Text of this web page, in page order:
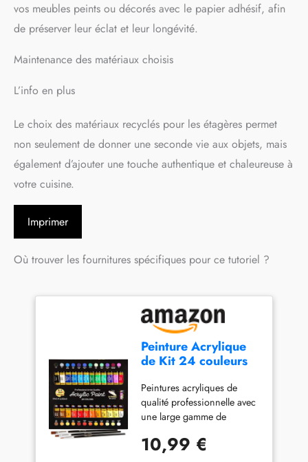
vos meubles peints ou décorés avec le papier adhésif, afin
de préserver leur éclat et leur longévité.
Maintenance des matériaux choisis
L’info en plus
Le choix des matériaux recyclés pour les étagères permet
non seulement de donner une seconde vie aux objets, mais
également d’ajouter une touche authentique et chaleureuse à
votre cuisine.
Imprimer
Où trouver les fournitures spécifiques pour ce tutoriel ?
Peinture Acrylique
de Kit 24 couleurs
pour fournitures
scolaires travaux
manuels peintures
papier toile peinture
sur roche bois
Peintures acryliques de
qualité professionnelle avec
une large gamme de
qui sont formulées de
10,99 €